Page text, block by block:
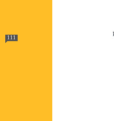
111